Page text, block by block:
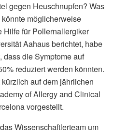
gegen Heuschnupfen? Was
möglicherweise
Hilfe für Pollernallergiker
Aahaus berichtet, habe
die Symptome auf
reduziert werden könnten.
auf dem jährlichen
of Allergy and Clinical
vorgestellt.
Wissenschaftlerteam um